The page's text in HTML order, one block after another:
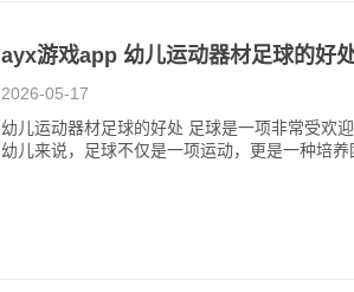
ayx游戏app 幼儿运动器材足球的好
2026-05-17
幼儿运动器材足球的好处 足球是一项非常受欢
幼儿来说，足球不仅是一项运动，更是一种培